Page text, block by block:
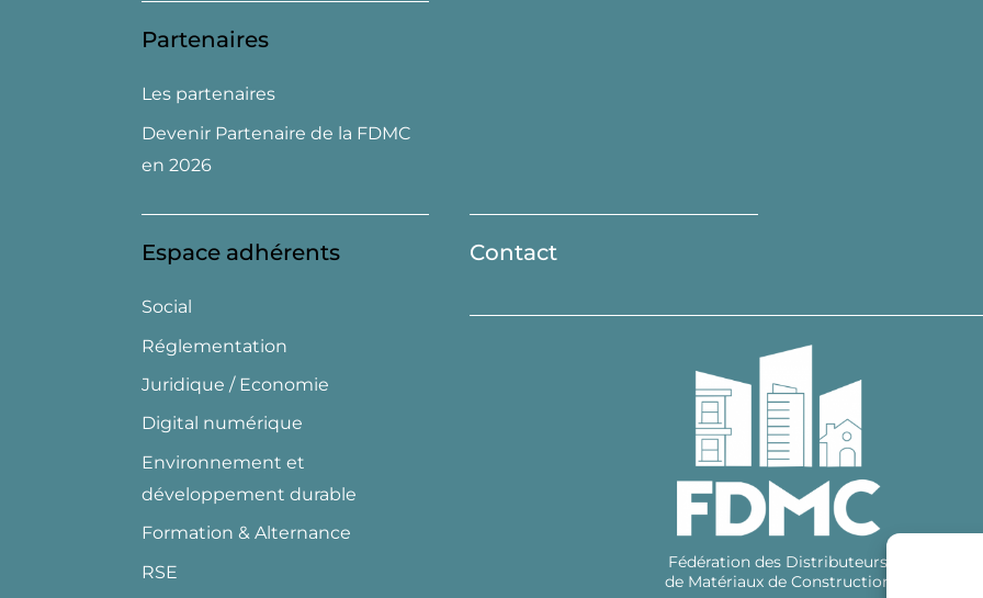
Partenaires
Les partenaires
Devenir Partenaire de la FDMC
en 2026
Espace adhérents
Social
Réglementation
Juridique / Economie
Digital numérique
Environnement et
développement durable
Formation & Alternance
RSE
Contact
Fédération des Distributeurs
de Matériaux de Construction